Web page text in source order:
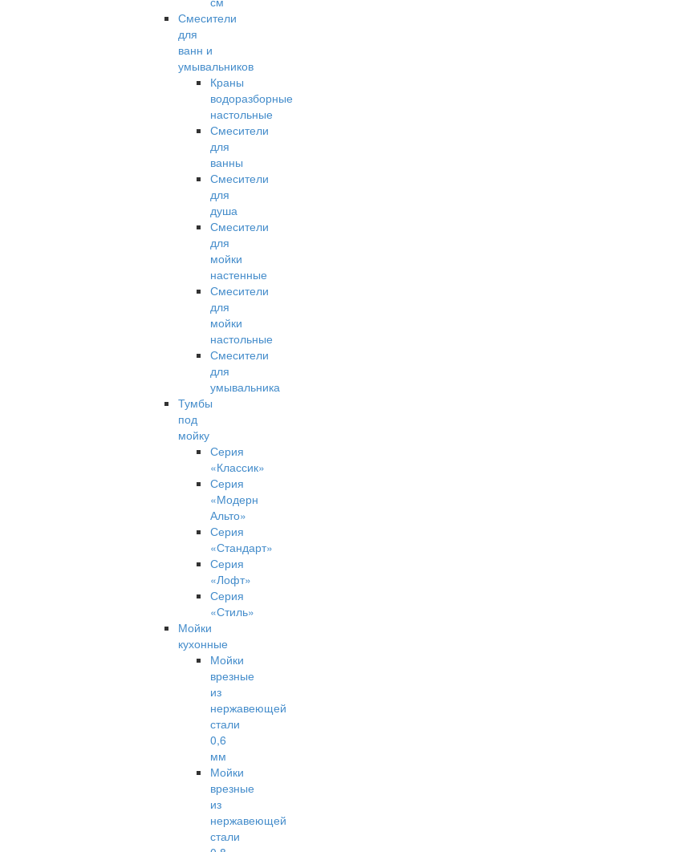
Смесители
для
ванн и
умывальников
Краны
водоразборные
настольные
Смесители
для
ванны
Смесители
для
душа
Смесители
для
мойки
настенные
Смесители
для
мойки
настольные
Смесители
для
умывальника
Тумбы
под
мойку
Серия
«Классик»
Серия
«Модерн
Альто»
Серия
«Стандарт»
Серия
«Лофт»
Серия
«Стиль»
Мойки
кухонные
Мойки
врезные
из
нержавеющей
стали
0,6
мм
Мойки
врезные
из
нержавеющей
стали